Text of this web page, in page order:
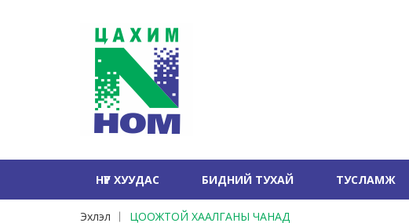
НҮҮР ХУУДАС БИДНИЙ ТУХАЙ ТУСЛАМЖ
Эхлэл ЦООЖТОЙ ХААЛГАНЫ ЧАНАД